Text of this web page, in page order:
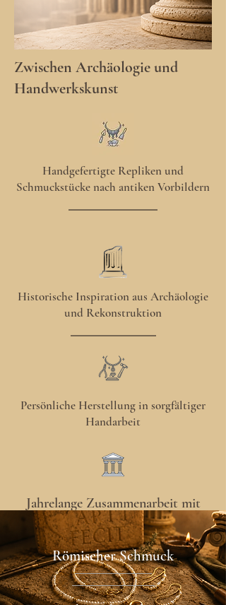
Zwischen Archäologie und
Handwerkskunst
Handgefertigte Repliken und
Schmuckstücke nach antiken Vorbildern
Historische Inspiration aus Archäologie
und Rekonstruktion
Persönliche Herstellung in sorgfältiger
Handarbeit
Jahrelange Zusammenarbeit mit
musealen Einrichtungen
Römischer Schmuck